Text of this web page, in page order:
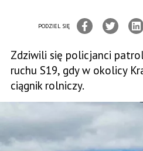
PODZIEL SIĘ
Zdziwili się policjanci
ruchu S19, gdy w okolicy
ciągnik rolniczy.